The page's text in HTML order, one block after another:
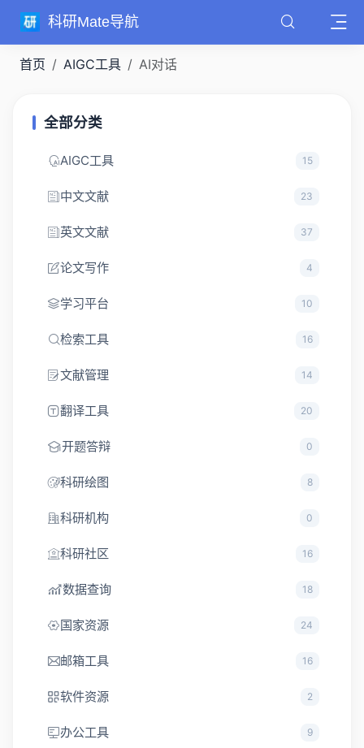
科研Mate导航
首页 AIGC工具 AI对话
全部分类
AIGC工具 15
中文文献 23
英文文献 37
论文写作 4
学习平台 10
检索工具 16
文献管理 14
翻译工具 20
开题答辩 0
科研绘图 8
科研机构 0
科研社区 16
数据查询 18
国家资源 24
邮箱工具 16
软件资源 2
办公工具 9